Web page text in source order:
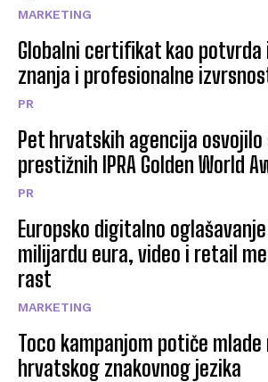
MARKETING
Globalni certifikat kao potvrda
znanja i profesionalne
PR
Pet hrvatskih agencija
prestižnih IPRA Golden World
PR
Europsko digitalno oglašavanje
milijardu eura, video i retail
rast
MARKETING
Toco kampanjom potiče mlade
hrvatskog znakovnog jezika